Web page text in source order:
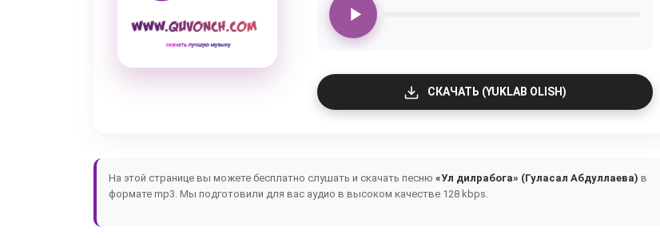
СКАЧАТЬ (YUKLAB OLISH)
На этой странице вы можете бесплатно слушать и скачать песню «Ул дилрабога» (Гуласал Абдуллаева) в
формате mp3. Мы подготовили для вас аудио в высоком качестве 128 kbps.